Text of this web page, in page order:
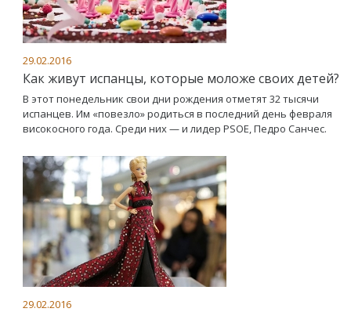
29.02.2016
Как живут испанцы, которые моложе своих детей?
В этот понедельник свои дни рождения отметят 32 тысячи
испанцев. Им «повезло» родиться в последний день февраля
високосного года. Среди них — и лидер PSOE, Педро Санчес.
29.02.2016